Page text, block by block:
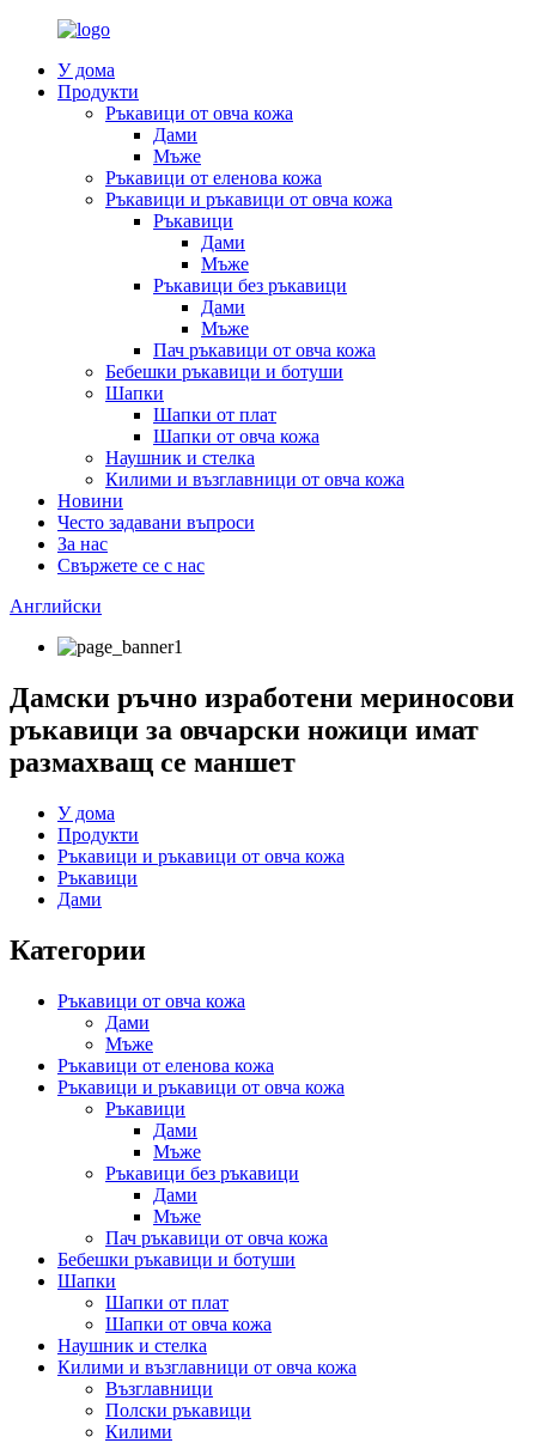
У дома
Продукти
Ръкавици от овча кожа
Дами
Мъже
Ръкавици от еленова кожа
Ръкавици и ръкавици от овча кожа
Ръкавици
Дами
Мъже
Ръкавици без ръкавици
Дами
Мъже
Пач ръкавици от овча кожа
Бебешки ръкавици и ботуши
Шапки
Шапки от плат
Шапки от овча кожа
Наушник и стелка
Килими и възглавници от овча кожа
Новини
Често задавани въпроси
За нас
Свържете се с нас
Английски
Дамски ръчно изработени мериносови
ръкавици за овчарски ножици имат
размахващ се маншет
У дома
Продукти
Ръкавици и ръкавици от овча кожа
Ръкавици
Дами
Категории
Ръкавици от овча кожа
Дами
Мъже
Ръкавици от еленова кожа
Ръкавици и ръкавици от овча кожа
Ръкавици
Дами
Мъже
Ръкавици без ръкавици
Дами
Мъже
Пач ръкавици от овча кожа
Бебешки ръкавици и ботуши
Шапки
Шапки от плат
Шапки от овча кожа
Наушник и стелка
Килими и възглавници от овча кожа
Възглавници
Полски ръкавици
Килими